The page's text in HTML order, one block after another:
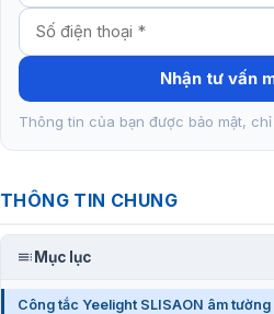
Nhận tư vấn
Thông tin của bạn được bảo mật,
THÔNG TIN CHUNG
Mục lục
Công tắc Yeelight SLISAON âm